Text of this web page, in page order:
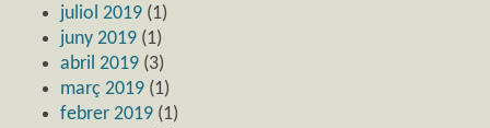
juliol 2019 (1)
juny 2019 (1)
abril 2019 (3)
març 2019 (1)
febrer 2019 (1)